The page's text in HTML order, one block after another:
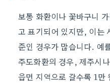
보통 화환이나 꽃바구니
고 표기되어 있지만, 이는
준인 경우가 많습니다. 예
주도화환의 경우, 제주시
읍면 지역으로 갈수록 1만